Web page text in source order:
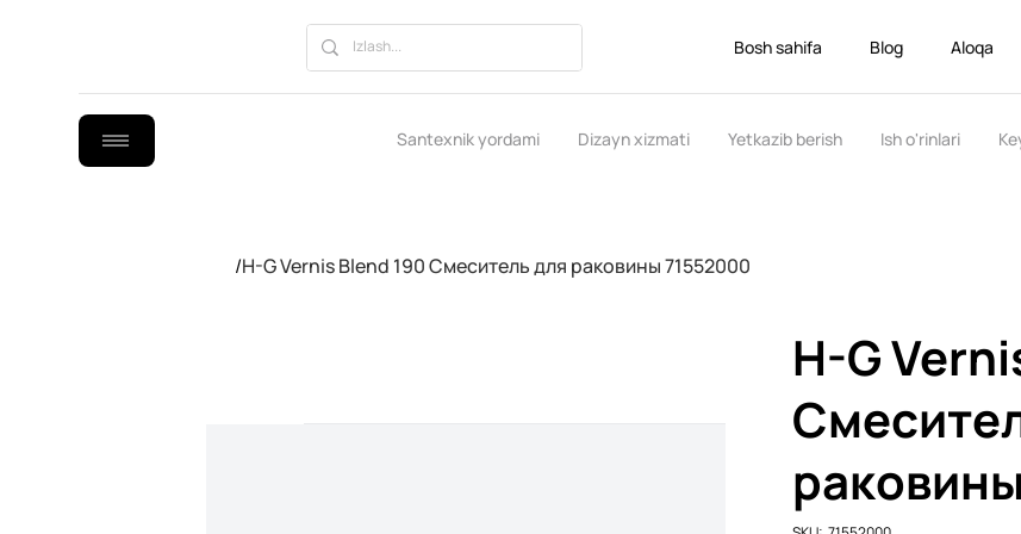
Bosh sahifa Blog Aloqa
Santexnik yordami Dizayn xizmati Yetkazib berish Ish o'rinlari
/H-G Vernis Blend 190 Смеситель для раковины 71552000
H-G
SKU